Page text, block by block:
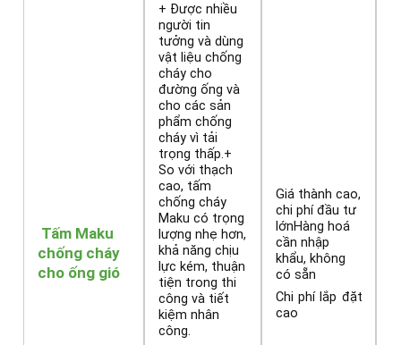
Tấm Maku
chống cháy
cho ống gió
+ Được nhiều
người tin
tưởng và dùng
vật liệu chống
cháy cho
đường ống và
cho các sản
phẩm chống
cháy vì tải
trọng thấp.+
So với thạch
cao, tấm
chống cháy
Maku có trọng
lượng nhẹ hơn,
khả năng chịu
lực kém, thuận
tiện trong thi
công và tiết
kiệm nhân
công.
Giá thành cao,
chi phí đầu tư
lớnHàng hoá
cần nhập
khẩu, không
có sẵn
Chi phí lắp đặt
cao